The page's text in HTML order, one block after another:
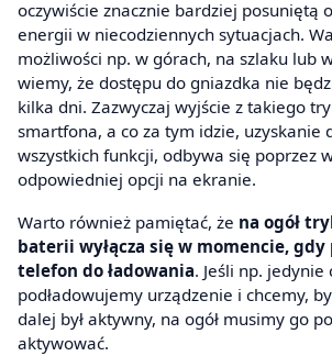
oczywiście znacznie bardziej posuniętą
energii w niecodziennych sytuacjach.
możliwości np. w górach, na szlaku lub
wiemy, że dostępu do gniazdka nie
kilka dni. Zazwyczaj wyjście z takiego
smartfona, a co za tym idzie, uzyskanie
wszystkich funkcji, odbywa się poprzez
odpowiedniej opcji na ekranie.
Warto również pamiętać, że na ogół
baterii wyłącza się w momencie, gdy
telefon do ładowania. Jeśli np.
podładowujemy urządzenie i chcemy,
dalej był aktywny, na ogół musimy go
aktywować.